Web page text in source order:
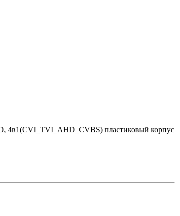
4в1(CVI_TVI_AHD_CVBS) пластиковый корпус